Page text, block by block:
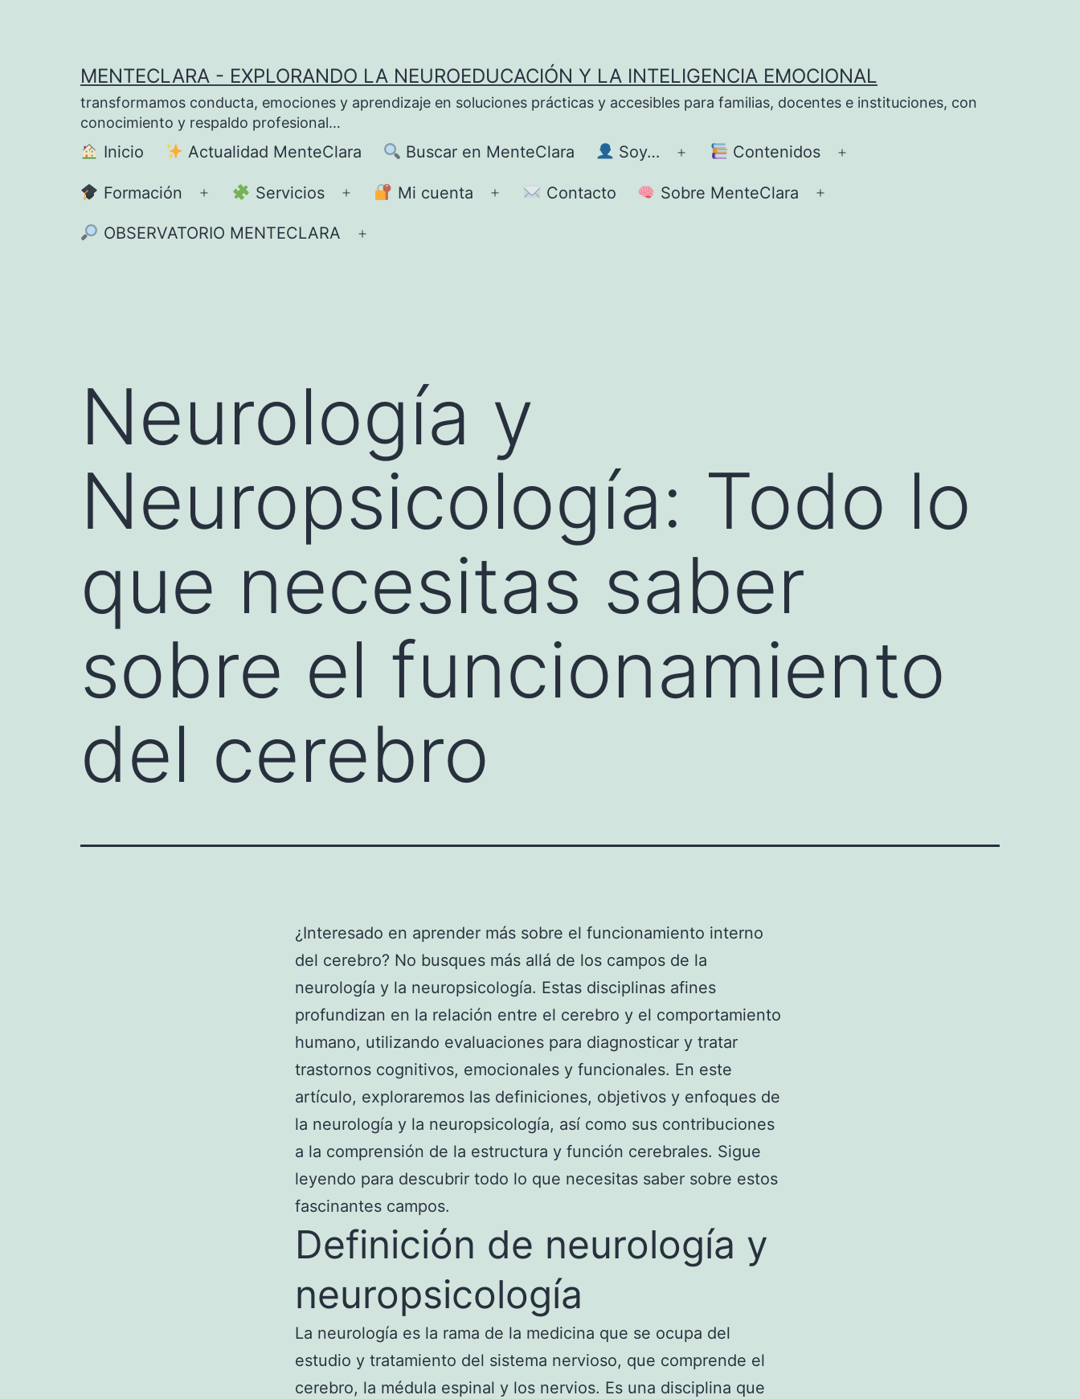
MENTECLARA - EXPLORANDO LA NEUROEDUCACIÓN Y LA INTELIGENCIA EMOCIONAL
transformamos conducta, emociones y aprendizaje en soluciones prácticas y accesibles para familias, docentes e instituciones, con
conocimiento y respaldo profesional…
Inicio Actualidad MenteClara Buscar en MenteClara Soy…
Abrir
el
Contenidos
Formación
Abrir
el
Servicios
Abrir
el
Mi cuenta
Abrir
Contacto Sobre MenteClara
OBSERVATORIO MENTECLARA
Neurología y
Neuropsicología: Todo lo
que necesitas saber
sobre el funcionamiento
del cerebro
¿Interesado en aprender más sobre el funcionamiento interno
del cerebro? No busques más allá de los campos de la
neurología y la neuropsicología. Estas disciplinas afines
profundizan en la relación entre el cerebro y el comportamiento
humano, utilizando evaluaciones para diagnosticar y tratar
trastornos cognitivos, emocionales y funcionales. En este
artículo, exploraremos las definiciones, objetivos y enfoques de
la neurología y la neuropsicología, así como sus contribuciones
a la comprensión de la estructura y función cerebrales. Sigue
leyendo para descubrir todo lo que necesitas saber sobre estos
fascinantes campos.
Definición de neurología y
neuropsicología
La neurología es la rama de la medicina que se ocupa del
estudio y tratamiento del sistema nervioso, que comprende el
cerebro, la médula espinal y los nervios. Es una disciplina que